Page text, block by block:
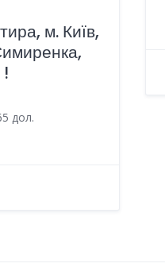
м. Київ,
дол.